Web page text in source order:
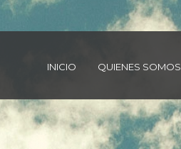
INICIO QUIENES SOMOS